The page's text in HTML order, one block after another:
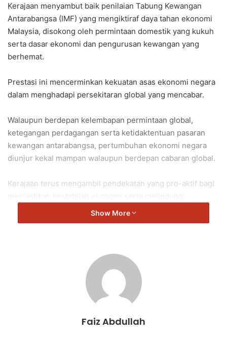
Kerajaan menyambut baik penilaian Tabung Kewangan
Antarabangsa (IMF) yang mengiktiraf daya tahan ekonomi
Malaysia, disokong oleh permintaan domestik yang kukuh
serta dasar ekonomi dan pengurusan kewangan yang
berhemat.
Prestasi ini mencerminkan kekuatan asas ekonomi negara
dalam menghadapi persekitaran global yang mencabar.
Walaupun berdepan kelembapan permintaan global,
ketegangan perdagangan serta ketidaktentuan pasaran
kewangan antarabangsa, pertumbuhan ekonomi negara
diunjur kekal mampan walaupun berdepan cabaran global.
Kerajaan terus mengambil pendekatan yang pro-aktif bagi
berdisiplin, dasar kewangan mengikut keadaan semasa,
memacu pembangunan di bawah Rancangan Malaysia Ke-
13 (RMK13), serta pengukuhan permintaan domestik bagi
menyokong pertumbuhan ekonomi yang inklusif dan
Show More
Faiz Abdullah